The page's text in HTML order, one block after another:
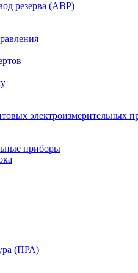
резерва (АВР)
электроизмерительных
приборы
(ПРА)